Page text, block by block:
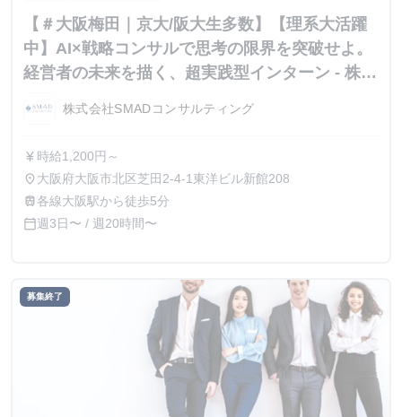
【＃大阪梅田｜京大/阪大生多数】【理系大活躍
中】AI×戦略コンサルで思考の限界を突破せよ。
経営者の未来を描く、超実践型インターン - 株式
株式会社SMADコンサルティング
currency_yen 時給1,200円～
place 大阪府大阪市北区芝田2-4-1東洋ビル新館208
train 各線大阪駅から徒歩5分
calendar_today週3日〜 / 週20時間〜
募集終了